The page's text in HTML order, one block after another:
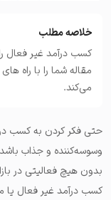
خلاصه مطلب
کسب درآمد غیر فعال
مقاله شما را با راه
می‌کند.
حتی فکر کردن به کسب
وسوسه‌کننده و جذاب
بدون هیچ فعالیتی در
کسب درآمد غیر فعال یا